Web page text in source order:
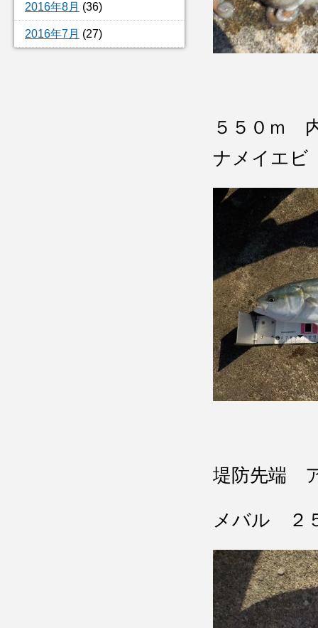
2016年8月 (36)
2016年7月 (27)
５５０ｍ
ナメイエビ
堤防先端
メバル ２